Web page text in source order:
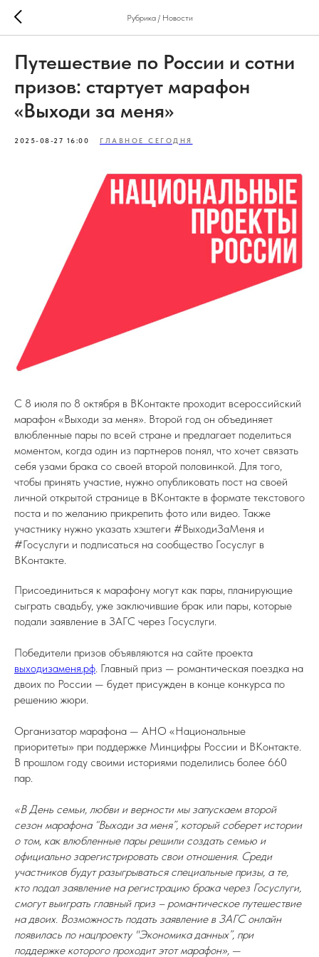
Рубрика / Новости
Путешествие по России и сотни
призов: стартует марафон
«Выходи за меня»
2025-08-27 16:00 ГЛАВНОЕ СЕГОДНЯ
С 8 июля по 8 октября в ВКонтакте проходит всероссийский
марафон «Выходи за меня». Второй год он объединяет
влюбленные пары по всей стране и предлагает поделиться
моментом, когда один из партнеров понял, что хочет связать
себя узами брака со своей второй половинкой. Для того,
чтобы принять участие, нужно опубликовать пост на своей
личной открытой странице в ВКонтакте в формате текстового
поста и по желанию прикрепить фото или видео. Также
участнику нужно указать хэштеги #ВыходиЗаМеня и
#Госуслуги и подписаться на сообщество Госуслуг в
ВКонтакте.
Присоединиться к марафону могут как пары, планирующие
сыграть свадьбу, уже заключившие брак или пары, которые
подали заявление в ЗАГС через Госуслуги.
Победители призов объявляются на сайте проекта
выходизаменя.рф. Главный приз — романтическая поездка на
двоих по России — будет присужден в конце конкурса по
решению жюри.
Организатор марафона — АНО «Национальные
приоритеты» при поддержке Минцифры России и ВКонтакте.
В прошлом году своими историями поделились более 660
пар.
«В День семьи, любви и верности мы запускаем второй
сезон марафона “Выходи за меня”, который соберет истории
о том, как влюбленные пары решили создать семью и
официально зарегистрировать свои отношения. Среди
участников будут разыгрываться специальные призы, а те,
кто подал заявление на регистрацию брака через Госуслуги,
смогут выиграть главный приз – романтическое путешествие
на двоих. Возможность подать заявление в ЗАГС онлайн
появилась по нацпроекту "Экономика данных”, при
поддержке которого проходит этот марафон», —